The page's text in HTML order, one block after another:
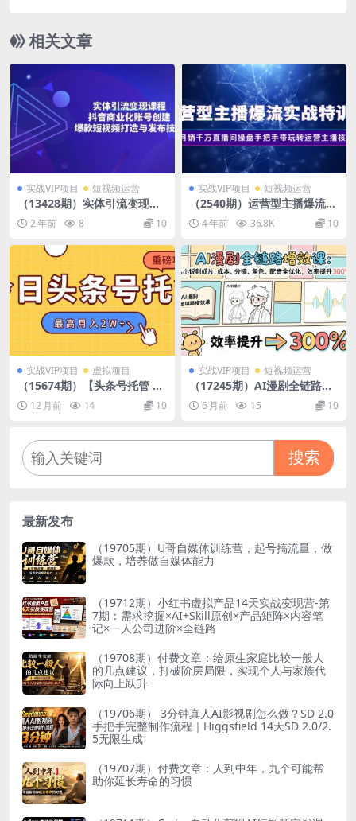
相关文章
实战VIP项目 短视频运营
（13428期）实体引流变现课
程；抖音商业化账号创建；爆
款短视频打造与发布技巧
2 年前 8 10
实战VIP项目 短视频运营
（2540期）运营型主播爆流实
战特训营，月销千万直播间操
盘手把手带玩转运营主播核心
4 年前 36.8K 10
实战VIP项目 虚拟项目
（15674期）【头条号托管 】
我存作品到草稿箱，你每天5
分钟发布，最高月入2W+
12 月前 14 10
实战VIP项目 短视频运营
（17245期）AI漫剧全链路增
效课：从小说到成片，成本、
分镜、角色、配音全优化，效
6 月前 15 10
搜索
最新发布
（19705期）U哥自媒体训练营，起号搞流量，做
爆款，培养做自媒体能力
（19712期）小红书虚拟产品14天实战变现营-第
7期：需求挖掘×AI+Skill原创×产品矩阵×内容笔
记×一人公司进阶×全链路
（19708期）付费文章：给原生家庭比较一般人
的几点建议，打破阶层局限，实现个人与家族代
际向上跃升
（19706期） 3分钟真人AI影视剧怎么做？SD 2.0
手把手完整制作流程｜Higgsfield 14天SD 2.0/2.
5无限生成
（19707期）付费文章：人到中年，九个可能帮
助你延长寿命的习惯